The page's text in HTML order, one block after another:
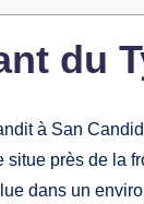
du
à San
situe près de la
dans un